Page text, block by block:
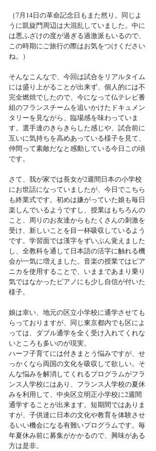
（7月14日の革命記念日もまた然り。同じよ
うに凱旋門周辺は大混乱していました。中に
は悪ふざけの度が過ぎる過激派もいるので、
この時期にご旅行の際はお気をつけください
ね。）
そんなこんなで、今回は試合をリアルタイム
には盛り上がることが出来ず、個人的には不
完全燃焼でしたので、今になって仏テレビ番
組のフランスチームを追いかけたドキュメン
タリーを見ながら、臨場感を味わっていま
す。選手達のきらきらした感じや、試合前に
互いに気持ちを高めあっている様子を見て、
仲間って素敵だなと感動している今日この頃
です。
さて、我が家では長女が2週間日本の小学校
にお世話になっていましたが、今日でこちら
も終業式です。初めは嫌がっていた娘も毎日
楽しんでいるようですし、授業はもちろんの
こと、周りのお友達からもたくさんの刺激を
受け、新しいことを目一杯吸収しているよう
です。学習面では漢字をずいぶん覚えました
し、全教科を通して日本語の活字に触れる機
会が一気に増えました。音楽の授業ではピア
ニカを使用することで、いままであまり乗り
気ではなかったピアノにも少し自信が付いた
様子。
娘は幸い、地元の区立小学校に通学させても
らっておりますが、同じ東京都内でも区によ
っては、ダブル通学を全く受け入れてくれな
いところも多いのが現実。
ハーフ子育てには付きまとう悩みですが、せ
っかくなら両国の文化を吸収して欲しい。そ
んな悩みを解消してくれるプログラムがフラ
ンス人学校にはあり、フランス人学校の夏休
みを利用して、中央区立明正小学校に2週間
通学することが出来ます。短期間ではありま
すが、子供達に日本の文化や教育を体験させ
るいい機会になる有難いプログラムです。毎
年夏休み前に募集がかかるので、興味がある
方は是非。